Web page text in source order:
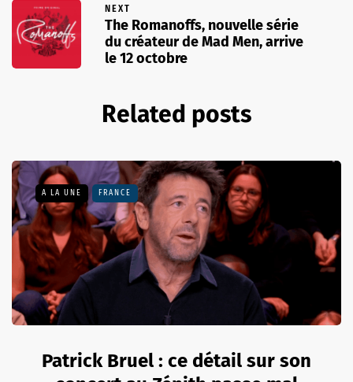
NEXT
The Romanoffs, nouvelle série
du créateur de Mad Men, arrive
le 12 octobre
Related posts
A LA UNE FRANCE
Patrick Bruel : ce détail sur son